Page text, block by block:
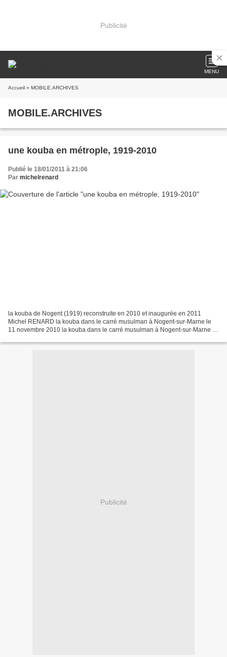
Publicité
MENU
Accueil » MOBILE.ARCHIVES
MOBILE.ARCHIVES
une kouba en métrople, 1919-2010
Publié le 18/01/2011 à 21:06
Par michelrenard
la kouba de Nogent (1919) reconstruite en 2010 et inaugurée en 2011
Michel RENARD la kouba dans le carré musulman à Nogent-sur-Marne le
11 novembre 2010 la kouba dans le carré musulman à Nogent-sur-Marne le
Publicité